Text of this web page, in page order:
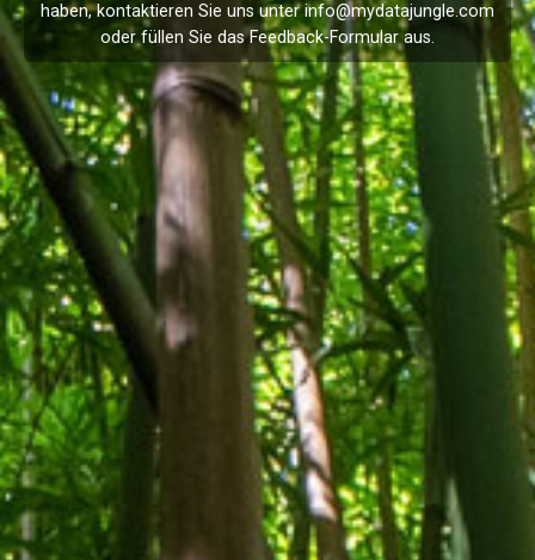
haben, kontaktieren Sie uns unterinfo@mydatajungle.com
oder füllen Sie dasFeedback-Formular aus.